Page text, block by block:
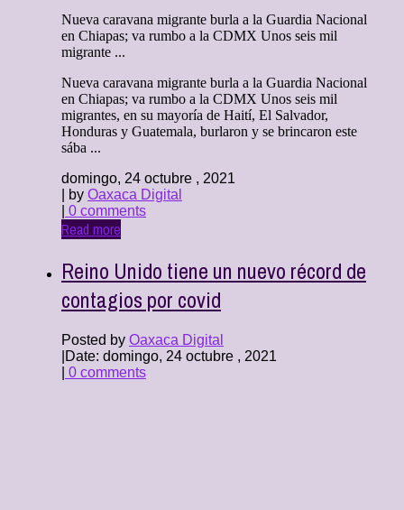
Nueva caravana migrante burla a la Guardia Nacional
en Chiapas; va rumbo a la CDMX Unos seis mil
migrante ...
Nueva caravana migrante burla a la Guardia Nacional
en Chiapas; va rumbo a la CDMX Unos seis mil
migrantes, en su mayoría de Haití, El Salvador,
Honduras y Guatemala, burlaron y se brincaron este
sába ...
domingo, 24 octubre , 2021
| by Oaxaca Digital
0 comments
Read more
Reino Unido tiene un nuevo récord de
contagios por covid
Posted by Oaxaca Digital
Date: domingo, 24 octubre , 2021
0 comments